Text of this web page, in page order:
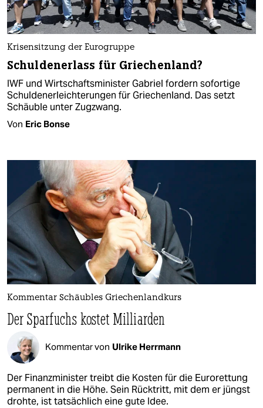
Krisensitzung der Eurogruppe
Schuldenerlass für Griechenland?
IWF und Wirtschaftsminister Gabriel fordern sofortige
Schuldenerleichterungen für Griechenland. Das setzt
Schäuble unter Zugzwang.
Von Eric Bonse
Kommentar Schäubles Griechenlandkurs
Der Sparfuchs kostet Milliarden
Kommentar von Ulrike Herrmann
Der Finanzminister treibt die Kosten für die Eurorettung
permanent in die Höhe. Sein Rücktritt, mit dem er jüngst
drohte, ist tatsächlich eine gute Idee.